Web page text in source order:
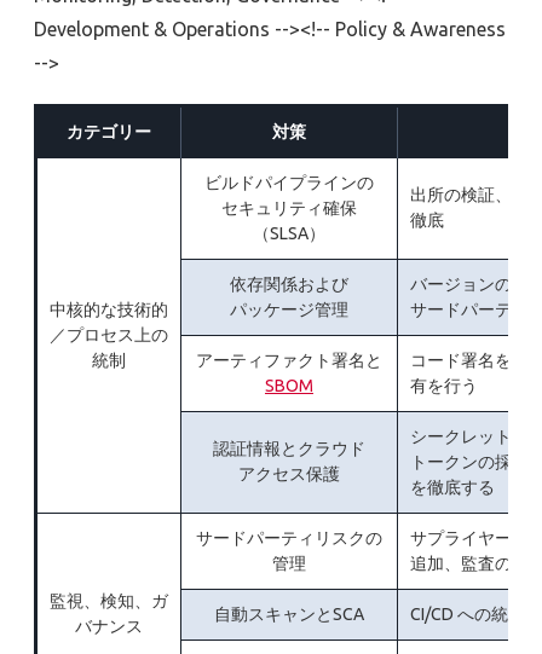
Development & Operations --><!-- Policy & Awareness
-->
カテゴリー 対策
中核的な技術的
／プロセス上の
統制
ビルドパイプラインの
セキュリティ確保
（SLSA）
出所の検証、最
徹底
依存関係および
パッケージ管理
バージョンの固
サードパーティ
アーティファクト署名と
SBOM
コード署名を必
有を行う
認証情報とクラウド
アクセス保護
シークレットマ
トークンの採用
を徹底する
監視、検知、ガ
バナンス
サードパーティリスクの
管理
サプライヤーの
追加、監査の実
自動スキャンとSCA CI/CD への統合